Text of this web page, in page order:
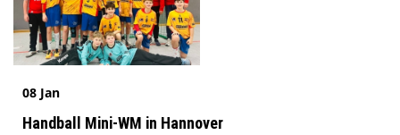
08 Jan
Handball Mini-WM in Hannover